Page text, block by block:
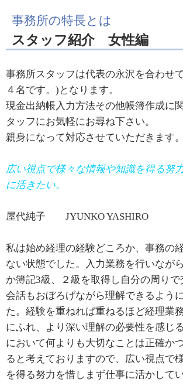
事務所の特長とは
スタッフ紹介 女性編
事務所スタッフは代表の永沢を合わせ
４名です。)となります。
現金出納帳入力方法その他帳簿作成に
タッフにお気軽にお尋ね下さい。
親身になって対応させていただきます。
広い視点で様々な情報や知識を得る努
に活きたい。
屋代純子 JYUNKO YASHIRO
私は始め経理の経験どころか、事務の
ない状態でした。入力業務を行いなが
か簿記3級、２級を取得し自分の周りで
会話もおぼろげながら理解できるよう
た。経験を重ねれば重ねるほど経理業
にふれ、より深い理解の必要性を感じ
において何よりも大切なことは正確か
ると考えておりますので、広い視点で
を得る努力を惜しまず仕事に活かして